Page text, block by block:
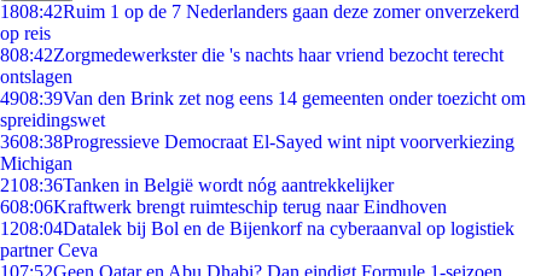
1808:42Ruim 1 op de 7 Nederlanders gaan deze zomer onverzekerd
op reis
808:42Zorgmedewerkster die 's nachts haar vriend bezocht terecht
ontslagen
4908:39Van den Brink zet nog eens 14 gemeenten onder toezicht om
spreidingswet
3608:38Progressieve Democraat El-Sayed wint nipt voorverkiezing
Michigan
2108:36Tanken in België wordt nóg aantrekkelijker
608:06Kraftwerk brengt ruimteschip terug naar Eindhoven
1208:04Datalek bij Bol en de Bijenkorf na cyberaanval op logistiek
partner Ceva
107:52Geen Qatar en Abu Dhabi? Dan eindigt Formule 1-seizoen